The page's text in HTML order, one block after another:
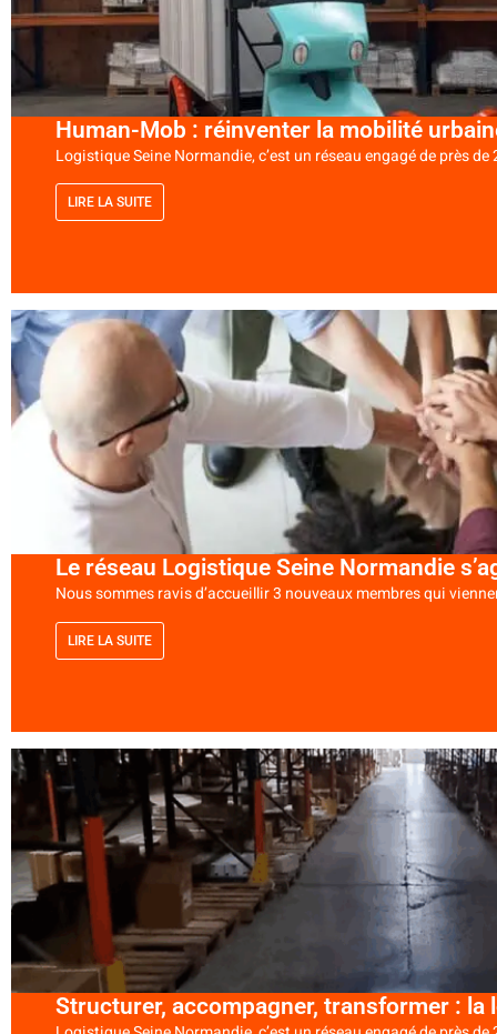
Human-Mob : réinventer la mobilité
Logistique Seine Normandie, c’est un réseau engagé de près
LIRE LA SUITE
Le réseau Logistique Seine Normandie
Nous sommes ravis d’accueillir 3 nouveaux membres qui
LIRE LA SUITE
Structurer, accompagner, transformer : la